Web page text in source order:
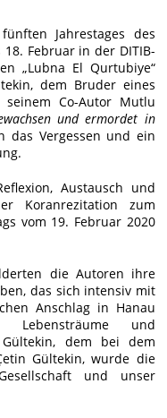
Jahrestages des
Februar in der DITIB-
„Lubna El Qurtubiye“
dem Bruder eines
Co-Autor Mutlu
und ermordet in
das Vergessen und ein
Austausch und
Koranrezitation zum
vom 19. Februar 2020
die Autoren ihre
das sich intensiv mit
Anschlag in Hanau
Lebensträume und
Gültekin, dem bei dem
Gültekin, wurde die
und unser